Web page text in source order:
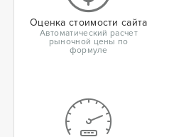
Оценка стоимости сайта
Автоматический расчет
рыночной цены по
формуле